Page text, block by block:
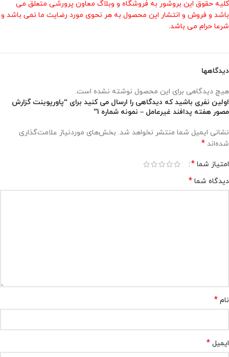
کلیه حقوق این بروشور به فروشگاه و وبلاگ معاون پرورشی متعلق می
باشد و فروش و انتشار این محصول به هر نحوی مورد رضایت ما نمی باشد و
شرعا حرام می باشد.
دیدگاهها
هیچ دیدگاهی برای این محصول نوشته نشده است.
اولین نفری باشید که دیدگاهی را ارسال می کنید برای “پاورپوینت گزارش
مصور هفته پدافند غیرعامل – نمونه شماره 1”
نشانی ایمیل شما منتشر نخواهد شد. بخش‌های موردنیاز علامت‌گذاری
شده‌اند *
امتیاز شما *
دیدگاه شما *
نام *
ایمیل *